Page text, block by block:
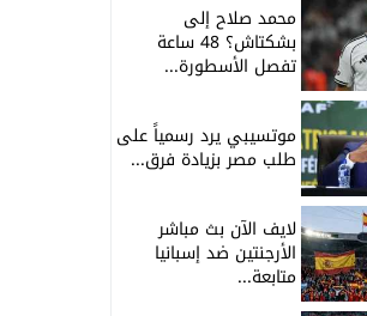
محمد صلاح إلى
بشكتاش؟ 48 ساعة
تفصل الأسطورة...
موتسيبي يرد رسمياً على
طلب مصر بزيادة فرق...
لايف الآن بث مباشر
الأرجنتين ضد إسبانيا
متابعة...